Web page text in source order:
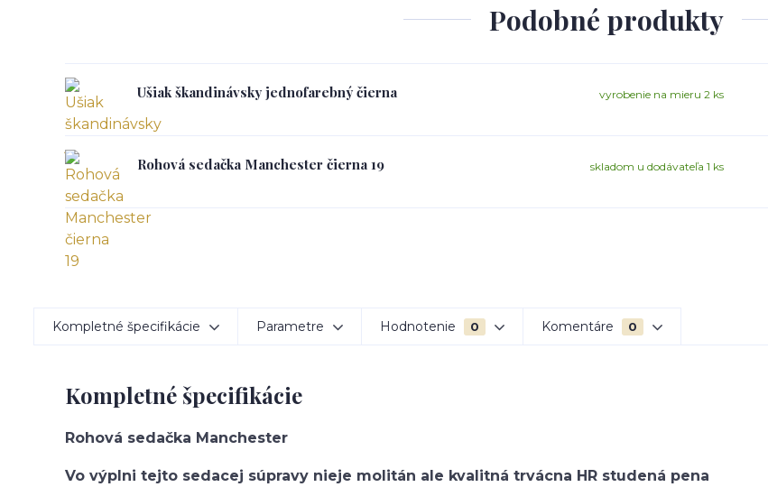
Podobné produkty
Ušiak škandinávsky jednofarebný čierna vyrobenie na mieru 2 ks
Rohová sedačka Manchester čierna 19 skladom u dodávateľa 1 ks
Kompletné špecifikácie Parametre Hodnotenie 0 Komentáre 0
Kompletné špecifikácie
Rohová sedačka Manchester
Vo výplni tejto sedacej súpravy nieje molitán ale kvalitná trvácna HR studená pena